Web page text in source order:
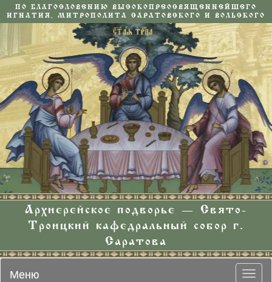
ПО БЛАГОСЛОВЕНИЮ ВЫСОКОПРЕОСВЯЩЕННЕЙШЕГО
ИГНАТИЯ, МИТРОПОЛИТА САРАТОВСКОГО И ВОЛЬСКОГО
Архиерейское подворье — Свято-
Троицкий кафедральный собор г.
Саратова
Меню